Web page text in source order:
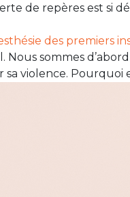
de repères est si
des premiers
Nous sommes
sa violence.